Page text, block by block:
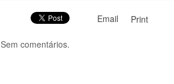
Email Print
Sem comentários.